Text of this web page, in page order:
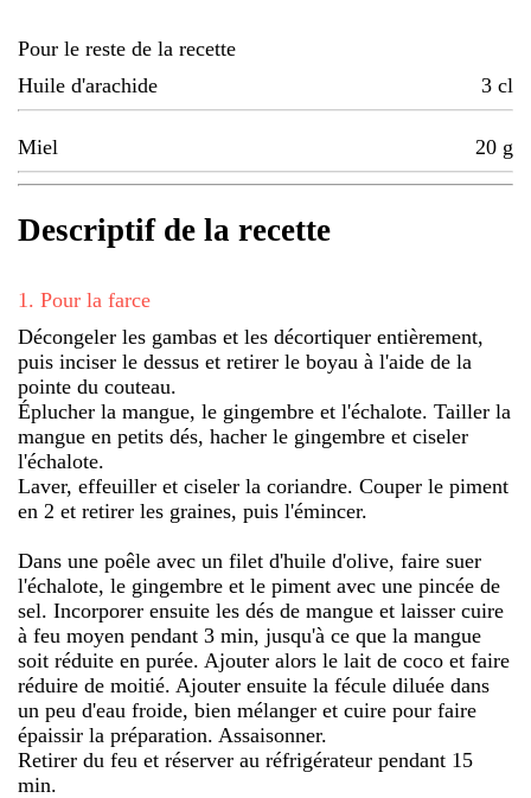
Pour le reste de la recette
Huile d'arachide
3 cl
Miel 20 g
Descriptif de la recette
1 . Pour la farce
Décongeler les gambas et les décortiquer entièrement,
puis inciser le dessus et retirer le boyau à l'aide de la
pointe du couteau.
Éplucher la mangue, le gingembre et l'échalote. Tailler la
mangue en petits dés, hacher le gingembre et ciseler
l'échalote.
Laver, effeuiller et ciseler la coriandre. Couper le piment
en 2 et retirer les graines, puis l'émincer.
Dans une poêle avec un filet d'huile d'olive, faire suer
l'échalote, le gingembre et le piment avec une pincée de
sel. Incorporer ensuite les dés de mangue et laisser cuire
à feu moyen pendant 3 min, jusqu'à ce que la mangue
soit réduite en purée. Ajouter alors le lait de coco et faire
réduire de moitié. Ajouter ensuite la fécule diluée dans
un peu d'eau froide, bien mélanger et cuire pour faire
épaissir la préparation. Assaisonner.
Retirer du feu et réserver au réfrigérateur pendant 15
min.